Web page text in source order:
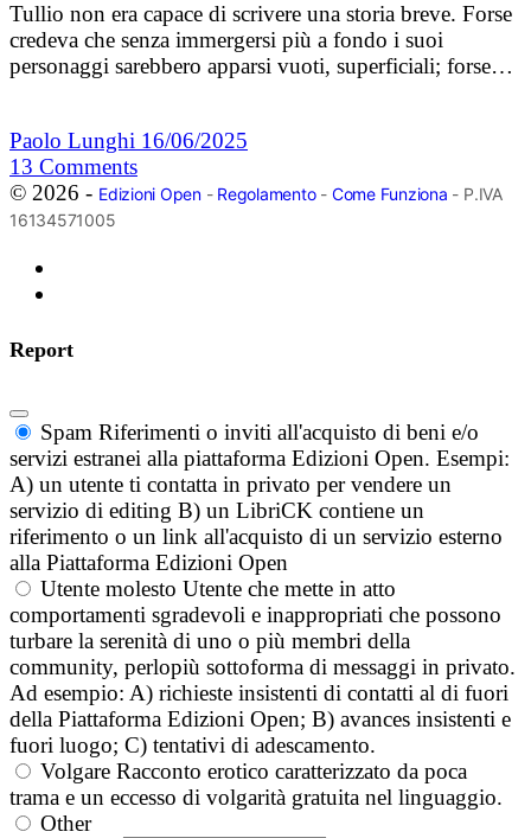
Tullio non era capace di scrivere una storia breve. Forse
credeva che senza immergersi più a fondo i suoi
personaggi sarebbero apparsi vuoti, superficiali; forse…
Paolo Lunghi 16/06/2025
13 Comments
© 2026 - Edizioni Open- Regolamento- Come Funziona - P.IVA
16134571005
Report
Spam Riferimenti o inviti all'acquisto di beni e/o
servizi estranei alla piattaforma Edizioni Open. Esempi:
A) un utente ti contatta in privato per vendere un
servizio di editing B) un LibriCK contiene un
riferimento o un link all'acquisto di un servizio esterno
alla Piattaforma Edizioni Open
Utente molesto Utente che mette in atto
comportamenti sgradevoli e inappropriati che possono
turbare la serenità di uno o più membri della
community, perlopiù sottoforma di messaggi in privato.
Ad esempio: A) richieste insistenti di contatti al di fuori
della Piattaforma Edizioni Open; B) avances insistenti e
fuori luogo; C) tentativi di adescamento.
Volgare Racconto erotico caratterizzato da poca
trama e un eccesso di volgarità gratuita nel linguaggio.
Other